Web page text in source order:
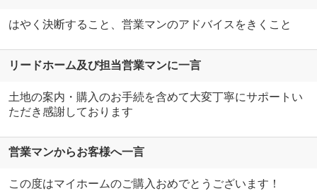
はやく決断すること、営業マンのアドバイスをきくこと
リードホーム及び担当営業マンに一言
土地の案内・購入のお手続を含めて大変丁寧にサポートい
ただき感謝しております
営業マンからお客様へ一言
この度はマイホームのご購入おめでとうございます！